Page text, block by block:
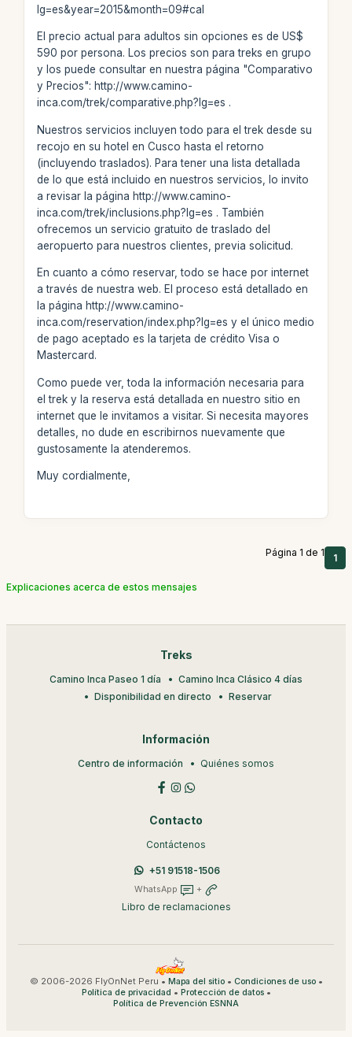
lg=es&year=2015&month=09#cal
El precio actual para adultos sin opciones es de US$
590 por persona. Los precios son para treks en grupo
y los puede consultar en nuestra página "Comparativo
y Precios": http://www.camino-
inca.com/trek/comparative.php?lg=es .
Nuestros servicios incluyen todo para el trek desde su
recojo en su hotel en Cusco hasta el retorno
(incluyendo traslados). Para tener una lista detallada
de lo que está incluido en nuestros servicios, lo invito
a revisar la página http://www.camino-
inca.com/trek/inclusions.php?lg=es . También
ofrecemos un servicio gratuito de traslado del
aeropuerto para nuestros clientes, previa solicitud.
En cuanto a cómo reservar, todo se hace por internet
a través de nuestra web. El proceso está detallado en
la página http://www.camino-
inca.com/reservation/index.php?lg=es y el único medio
de pago aceptado es la tarjeta de crédito Visa o
Mastercard.
Como puede ver, toda la información necesaria para
el trek y la reserva está detallada en nuestro sitio en
internet que le invitamos a visitar. Si necesita mayores
detalles, no dude en escribirnos nuevamente que
gustosamente la atenderemos.
Muy cordialmente,
Página 1 de 1 1
Explicaciones acerca de estos mensajes
Treks
Camino Inca Paseo 1 día
Camino Inca Clásico 4 días
Disponibilidad en directo
Reservar
Información
Centro de información Quiénes somos
Contacto
Contáctenos
+51 91518-1506
WhatsApp +
Libro de reclamaciones
© 2006-2026 FlyOnNet Peru • Mapa del sitio• Condiciones de uso•
Política de privacidad • Protección de datos•
Política de Prevención ESNNA